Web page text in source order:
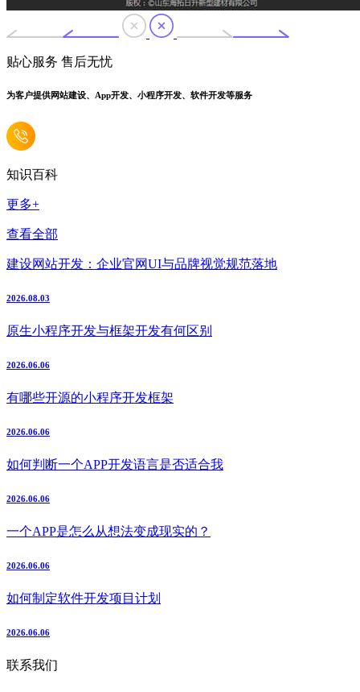
贴心服务 售后无忧
为客户提供网站建设、App开发、小程序开发、软件开发等服务
知识百科
更多+
查看全部
建设网站开发：企业官网UI与品牌视觉规范落地
2026.08.03
原生小程序开发与框架开发有何区别
2026.06.06
有哪些开源的小程序开发框架
2026.06.06
如何判断一个APP开发语言是否适合我
2026.06.06
一个APP是怎么从想法变成现实的？
2026.06.06
如何制定软件开发项目计划
2026.06.06
联系我们